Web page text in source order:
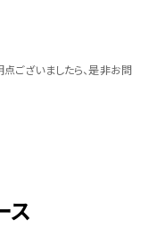
ございましたら、是非お問
等を除く）
ス